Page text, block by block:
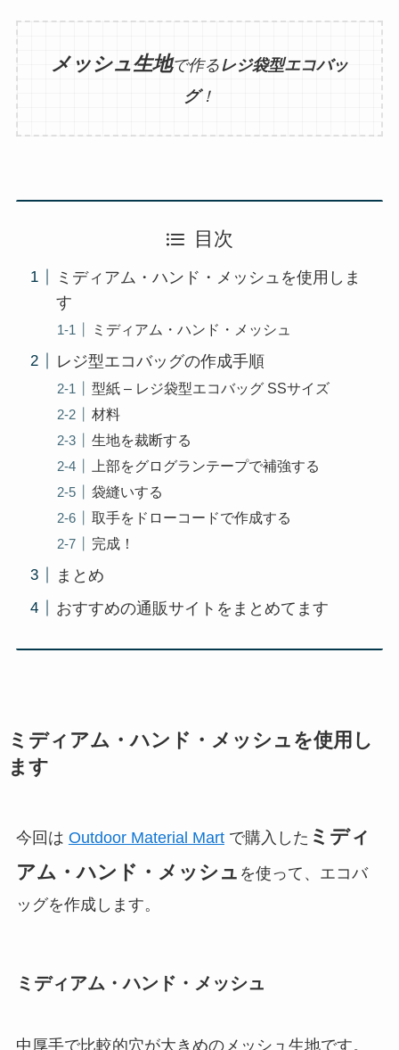
メッシュ生地で作る レジ袋型エコバッ
グ！
目次
ミディアム・ハンド・メッシュを使用しま
す
ミディアム・ハンド・メッシュ
レジ型エコバッグの作成手順
型紙 – レジ袋型エコバッグ SSサイズ
材料
生地を裁断する
上部をグログランテープで補強する
袋縫いする
取手をドローコードで作成する
完成！
まとめ
おすすめの通販サイトをまとめてます
ミディアム・ハンド・メッシュを使用し
ます
今回は Outdoor Material Martで購入した ミディ
アム・ハンド・メッシュ を使って、エコバ
ッグを作成します。
ミディアム・ハンド・メッシュ
中厚手で比較的穴が大きめのメッシュ生地です。